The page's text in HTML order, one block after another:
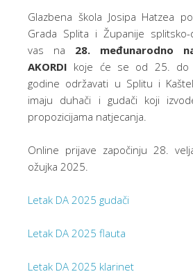
Glazbena škola Josipa Hatzea
Grada Splita i Županije splitsko-
vas na 28. međunarodno
AKORDI koje će se od 25. do
godine održavati u Splitu i
imaju duhači i gudači koji
propozicijama natjecanja.
Online prijave započinju 28.
ožujka 2025.
Letak DA 2025 gudači
Letak DA 2025 flauta
Letak DA 2025 klarinet